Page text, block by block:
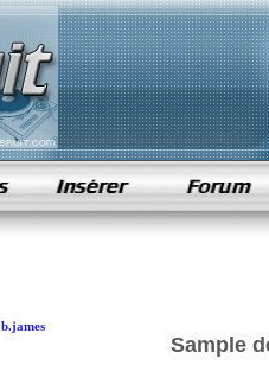
b.james
Sample